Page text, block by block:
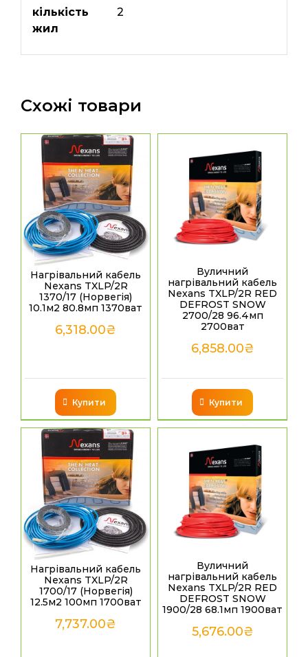
кількість
жил
2
Схожі товари
Нагрівальний кабель
Nexans TXLP/2R
1370/17 (Норвегія)
10.1м2 80.8мп 1370ват
6,318.00₴
Купити
Вуличний
нагрівальний кабель
Nexans TXLP/2R RED
DEFROST SNOW
2700/28 96.4мп
2700ват
6,858.00₴
Купити
Нагрівальний кабель
Nexans TXLP/2R
1700/17 (Норвегія)
12.5м2 100мп 1700ват
7,737.00₴
Вуличний
нагрівальний кабель
Nexans TXLP/2R RED
DEFROST SNOW
1900/28 68.1мп 1900ват
5,676.00₴